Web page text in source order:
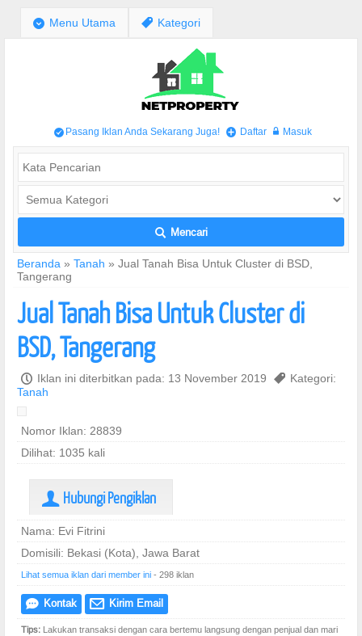
; Menu Utama , Kategori
/ Pasang Iklan Anda Sekarang Juga! + Daftar w Masuk
L Mencari
Beranda » Tanah » Jual Tanah Bisa Untuk Cluster di BSD,
Tangerang
Jual Tanah Bisa Untuk Cluster di
BSD, Tangerang
P Iklan ini diterbitkan pada: 13 November 2019 , Kategori:
Tanah
Nomor Iklan: 28839
Dilihat: 1035 kali
U Hubungi Pengiklan
Nama: Evi Fitrini
Domisili: Bekasi (Kota), Jawa Barat
Lihat semua iklan dari member ini - 298 iklan
e Kontak @ Kirim Email
Tips: Lakukan transaksi dengan cara bertemu langsung dengan penjual dan mari